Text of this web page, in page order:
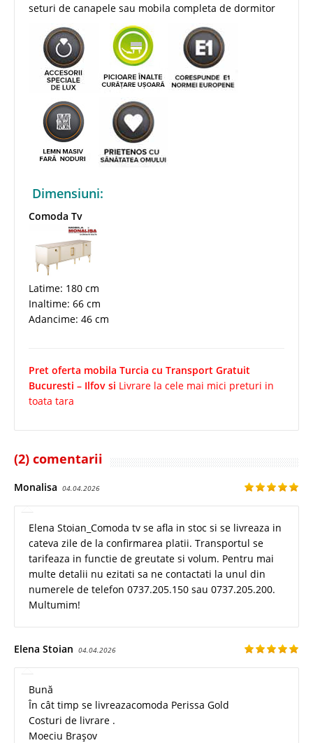
seturi de canapele sau mobila completa de dormitor
Dimensiuni:
Comoda Tv
Latime: 180 cm
Inaltime: 66 cm
Adancime: 46 cm
Pret oferta mobila Turcia cu Transport Gratuit
Bucuresti – Ilfov si Livrare la cele mai mici preturi in
toata tara
(2) comentarii
Monalisa 04.04.2026
Elena Stoian_Comoda tv se afla in stoc si se livreaza in
cateva zile de la confirmarea platii. Transportul se
tarifeaza in functie de greutate si volum. Pentru mai
multe detalii nu ezitati sa ne contactati la unul din
numerele de telefon 0737.205.150 sau 0737.205.200.
Multumim!
Elena Stoian 04.04.2026
Bună
În cât timp se livreazacomoda Perissa Gold
Costuri de livrare .
Moeciu Brașov